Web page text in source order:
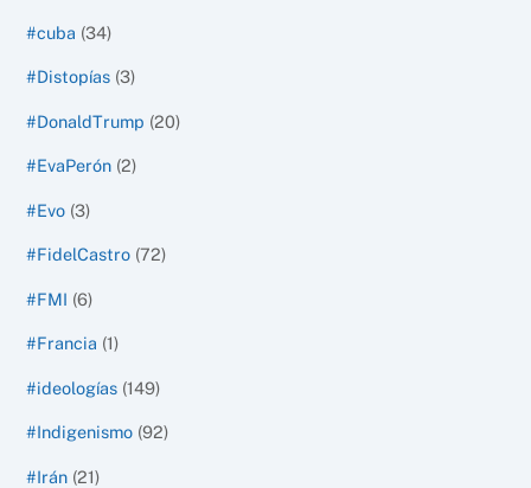
#cuba (34)
#Distopías (3)
#DonaldTrump (20)
#EvaPerón (2)
#Evo (3)
#FidelCastro (72)
#FMI (6)
#Francia (1)
#ideologías (149)
#Indigenismo (92)
#Irán (21)